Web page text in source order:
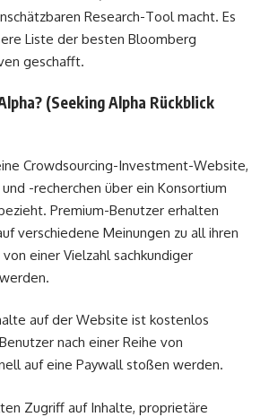
Research-Tool macht. Es
Liste der besten Bloomberg
geschafft.
(Seeking Alpha Rückblick
Crowdsourcing-Investment-Website,
-recherchen über ein Konsortium
Premium-Benutzer erhalten
verschiedene Meinungen zu all ihren
einer Vielzahl sachkundiger
auf der Website ist kostenlos
nach einer Reihe von
auf eine Paywall stoßen werden.
Zugriff auf Inhalte, proprietäre